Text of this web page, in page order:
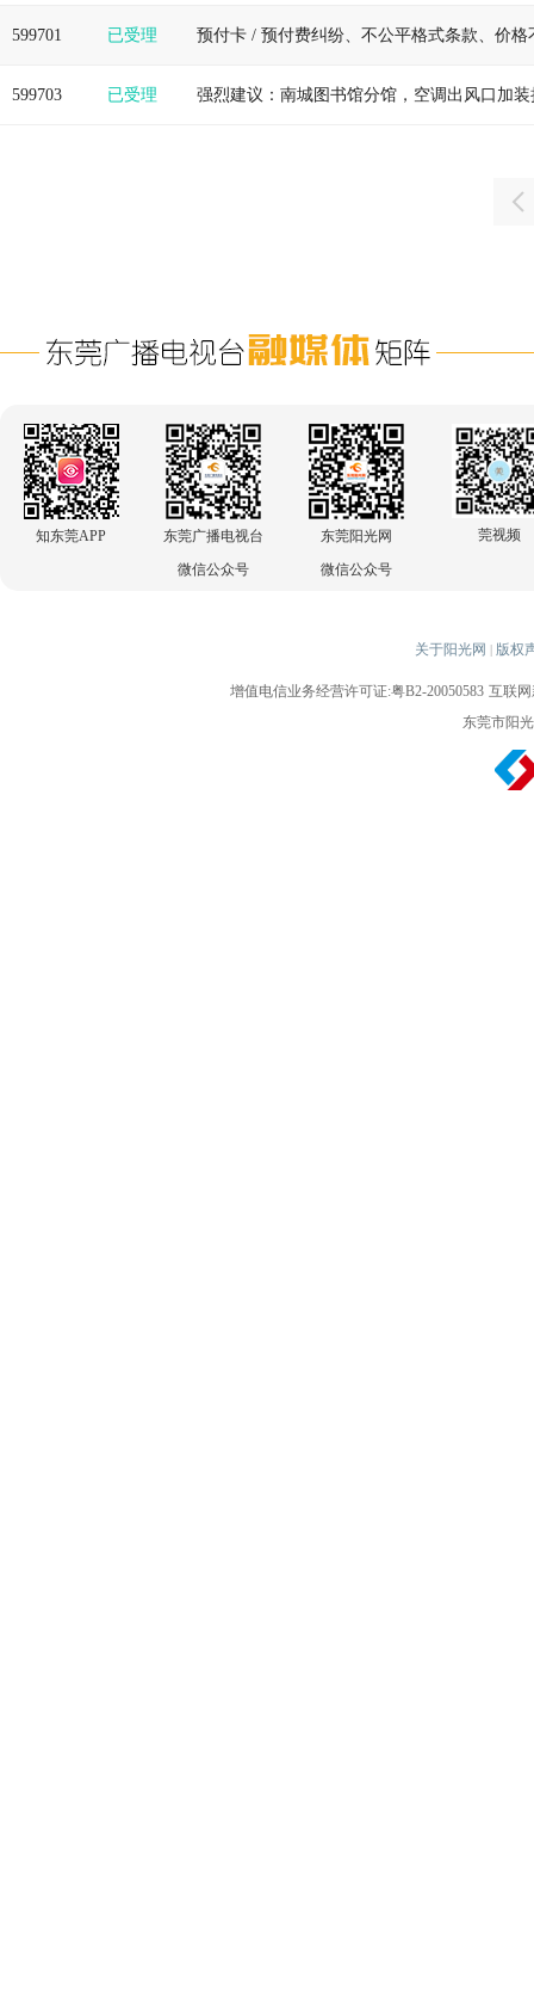
599701 已受理 预付卡 / 预付费纠纷、不公平格式条款、价格
599703 已受理 强烈建议：南城图书馆分馆，空调出风口加
知东莞APP
东莞广播电视台
微信公众号
东莞阳光网
微信公众号
莞视频
关于阳光网 | 版权
增值电信业务经营许可证:粤B2-20050583 互联网
东莞市阳